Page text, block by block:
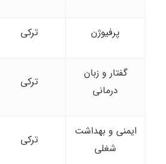
پرفیوژن ترکی
گفتار و زبان
درمانی
ترکی
ایمنی و بهداشت
شغلی
ترکی